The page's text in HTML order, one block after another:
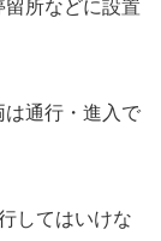
所などに設置
通行・進入で
してはいけな